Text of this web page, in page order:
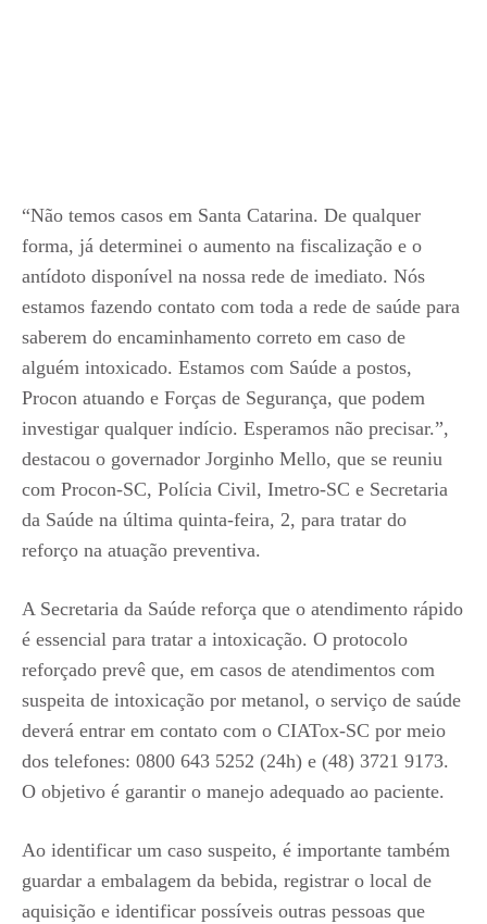
“Não temos casos em Santa Catarina. De qualquer
forma, já determinei o aumento na fiscalização e o
antídoto disponível na nossa rede de imediato. Nós
estamos fazendo contato com toda a rede de saúde para
saberem do encaminhamento correto em caso de
alguém intoxicado. Estamos com Saúde a postos,
Procon atuando e Forças de Segurança, que podem
investigar qualquer indício. Esperamos não precisar.”,
destacou o governador Jorginho Mello, que se reuniu
com Procon-SC, Polícia Civil, Imetro-SC e Secretaria
da Saúde na última quinta-feira, 2, para tratar do
reforço na atuação preventiva.
A Secretaria da Saúde reforça que o atendimento rápido
é essencial para tratar a intoxicação. O protocolo
reforçado prevê que, em casos de atendimentos com
suspeita de intoxicação por metanol, o serviço de saúde
deverá entrar em contato com o CIATox-SC por meio
dos telefones: 0800 643 5252 (24h) e (48) 3721 9173.
O objetivo é garantir o manejo adequado ao paciente.
Ao identificar um caso suspeito, é importante também
guardar a embalagem da bebida, registrar o local de
aquisição e identificar possíveis outras pessoas que